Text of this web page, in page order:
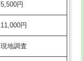
38,500円
22,000円
16,500円
22,000円+材料費
5,500円
11,000円
現地調査